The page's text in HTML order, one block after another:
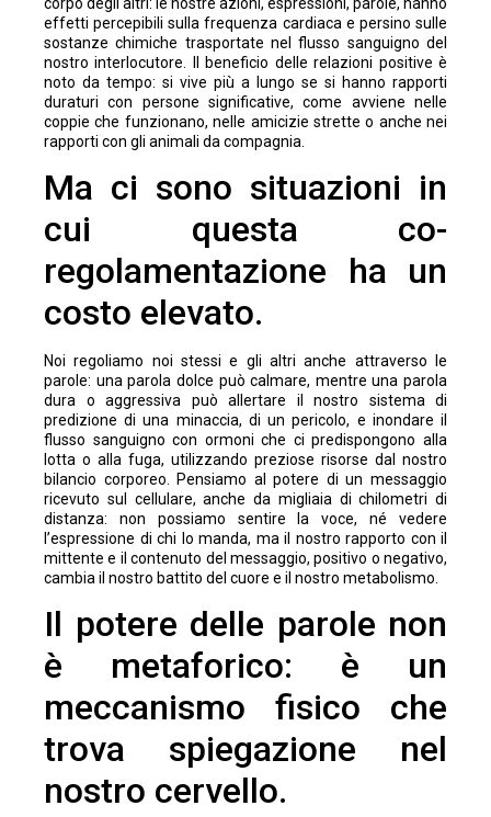
effetti percepibili sulla frequenza cardiaca e persino sulle
sostanze chimiche trasportate nel flusso sanguigno del
nostro interlocutore. Il beneficio delle relazioni positive è
noto da tempo: si vive più a lungo se si hanno rapporti
duraturi con persone significative, come avviene nelle
coppie che funzionano, nelle amicizie strette o anche nei
rapporti con gli animali da compagnia.
Ma ci sono situazioni in
cui questa co-
regolamentazione ha un
costo elevato.
Noi regoliamo noi stessi e gli altri anche attraverso le
parole: una parola dolce può calmare, mentre una parola
dura o aggressiva può allertare il nostro sistema di
predizione di una minaccia, di un pericolo, e inondare il
flusso sanguigno con ormoni che ci predispongono alla
lotta o alla fuga, utilizzando preziose risorse dal nostro
bilancio corporeo. Pensiamo al potere di un messaggio
ricevuto sul cellulare, anche da migliaia di chilometri di
distanza: non possiamo sentire la voce, né vedere
l’espressione di chi lo manda, ma il nostro rapporto con il
mittente e il contenuto del messaggio, positivo o negativo,
cambia il nostro battito del cuore e il nostro metabolismo.
Il potere delle parole non
è metaforico: è un
meccanismo fisico che
trova spiegazione nel
nostro cervello.